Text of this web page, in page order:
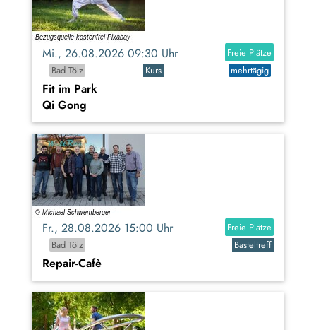
Mi., 26.08.2026 09:30 Uhr
Freie Plätze
Bad Tölz
Kurs mehrtägig
Fit im Park
Qi Gong
Fr., 28.08.2026 15:00 Uhr
Freie Plätze
Bad Tölz
Basteltreff
Repair-Cafè